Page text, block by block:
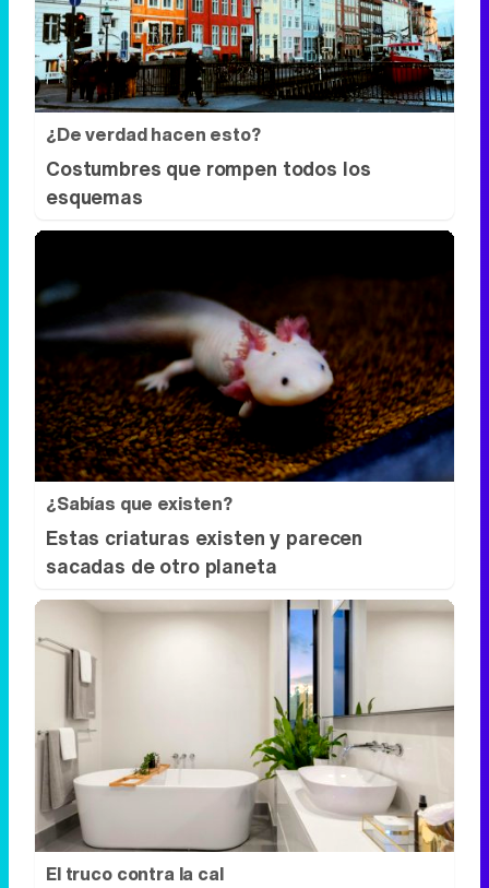
¿De verdad hacen esto?
Costumbres que rompen todos los
esquemas
¿Sabías que existen?
Estas criaturas existen y parecen
sacadas de otro planeta
El truco contra la cal